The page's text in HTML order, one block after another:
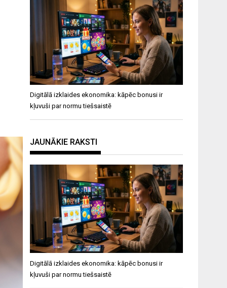
Digitālā izklaides ekonomika: kāpēc bonusi ir
kļuvuši par normu tiešsaistē
JAUNĀKIE RAKSTI
Digitālā izklaides ekonomika: kāpēc bonusi ir
kļuvuši par normu tiešsaistē